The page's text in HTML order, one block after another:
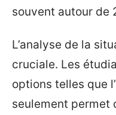
souvent autour de
L’analyse de la
cruciale. Les
options telles que
seulement permet